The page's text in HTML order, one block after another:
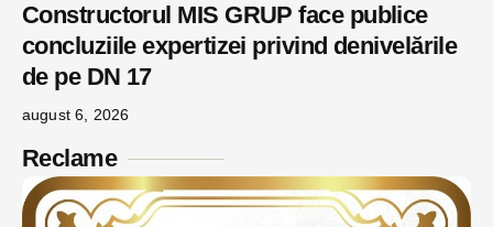
Constructorul MIS GRUP face publice
concluziile expertizei privind denivelările
de pe DN 17
august 6, 2026
Reclame